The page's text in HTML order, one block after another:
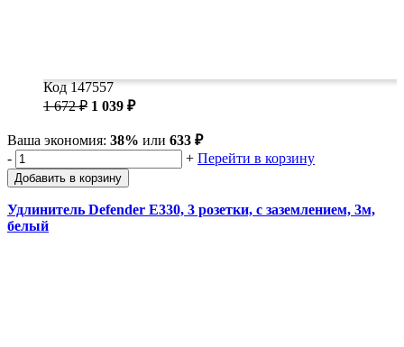
Код 147557
1 672 ₽ 1 039 ₽
Ваша экономия: 38% или 633 ₽
-
+ Перейти в корзину
Добавить в корзину
Удлинитель Defender E330, 3 розетки, с заземлением, 3м,
белый